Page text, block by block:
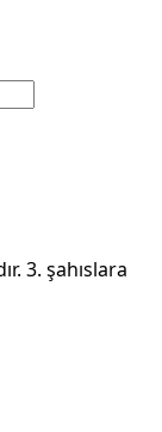
3. şahıslara